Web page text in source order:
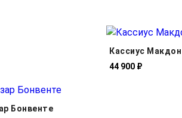
Кассиус
44 900 ₽
Бонвенте